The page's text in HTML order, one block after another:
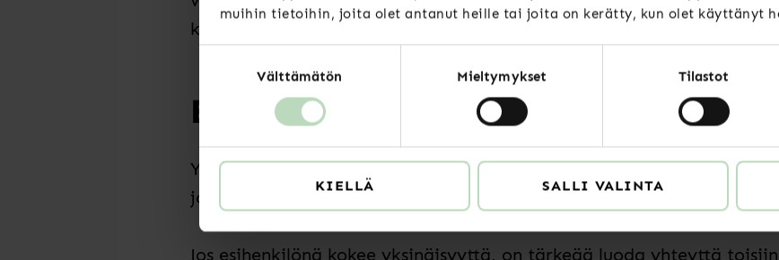
muihin tietoihin, joita olet antanut heille tai joita on kerätty, kun olet käyttänyt
Välttämätön Mieltymykset Tilastot
KIELLÄ SALLI VALINTA
kaikesta ei tarvitse selvitä yksin, vaan apua saa tarvittaessa.
Esihenkilön asema ei suojaa
Yksinäisyys ei syrji ketään, ei edes työpaikalla. Esihenkilönä
jos vertaisia on vähän ja ajatusten purkamiselle vähäiset
Jos esihenkilönä kokee yksinäisyyttä, on tärkeää luoda yhteyttä toisiin